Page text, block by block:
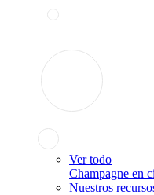
Ver todo
Champagne en
Nuestros